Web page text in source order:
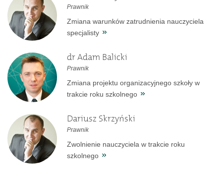
Prawnik
Zmiana warunków zatrudnienia nauczyciela
specjalisty
dr Adam Balicki
Prawnik
Zmiana projektu organizacyjnego szkoły w
trakcie roku szkolnego
Dariusz Skrzyński
Prawnik
Zwolnienie nauczyciela w trakcie roku
szkolnego